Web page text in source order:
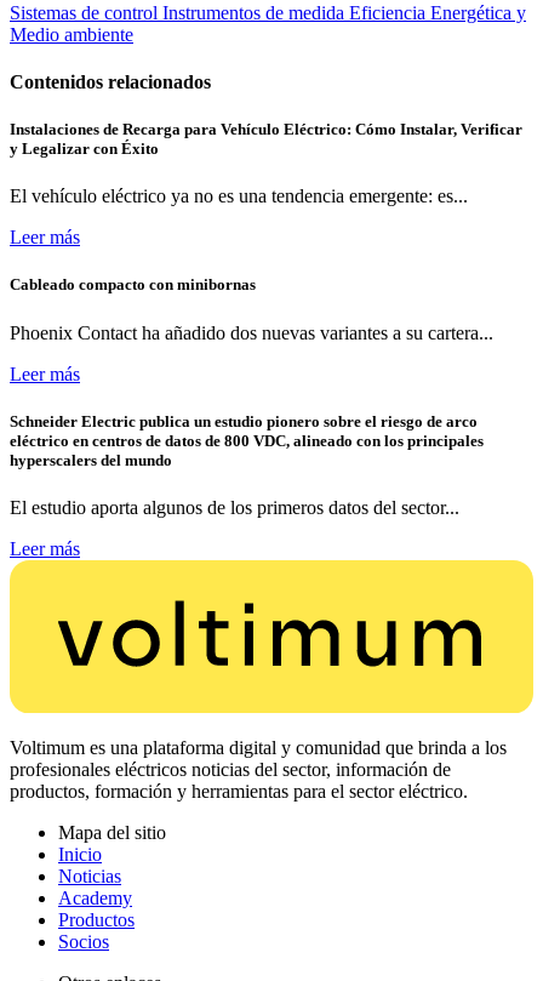
Sistemas de control Instrumentos de medida Eficiencia Energética y
Medio ambiente
Contenidos relacionados
Instalaciones de Recarga para Vehículo Eléctrico: Cómo Instalar, Verificar
y Legalizar con Éxito
El vehículo eléctrico ya no es una tendencia emergente: es...
Leer más
Cableado compacto con minibornas
Phoenix Contact ha añadido dos nuevas variantes a su cartera...
Leer más
Schneider Electric publica un estudio pionero sobre el riesgo de arco
eléctrico en centros de datos de 800 VDC, alineado con los principales
hyperscalers del mundo
El estudio aporta algunos de los primeros datos del sector...
Leer más
Voltimum es una plataforma digital y comunidad que brinda a los
profesionales eléctricos noticias del sector, información de
productos, formación y herramientas para el sector eléctrico.
Mapa del sitio
Inicio
Noticias
Academy
Productos
Socios